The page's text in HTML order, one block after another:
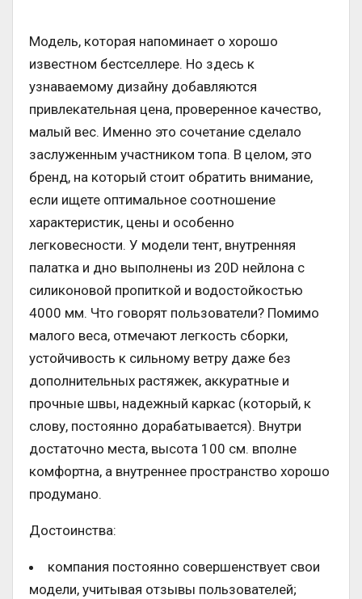
Модель, которая напоминает о хорошо
известном бестселлере. Но здесь к
узнаваемому дизайну добавляются
привлекательная цена, проверенное качество,
малый вес. Именно это сочетание сделало
заслуженным участником топа. В целом, это
бренд, на который стоит обратить внимание,
если ищете оптимальное соотношение
характеристик, цены и особенно
легковесности. У модели тент, внутренняя
палатка и дно выполнены из 20D нейлона с
силиконовой пропиткой и водостойкостью
4000 мм. Что говорят пользователи? Помимо
малого веса, отмечают легкость сборки,
устойчивость к сильному ветру даже без
дополнительных растяжек, аккуратные и
прочные швы, надежный каркас (который, к
слову, постоянно дорабатывается). Внутри
достаточно места, высота 100 см. вполне
комфортна, а внутреннее пространство хорошо
продумано.
Достоинства:
компания постоянно совершенствует свои
модели, учитывая отзывы пользователей;